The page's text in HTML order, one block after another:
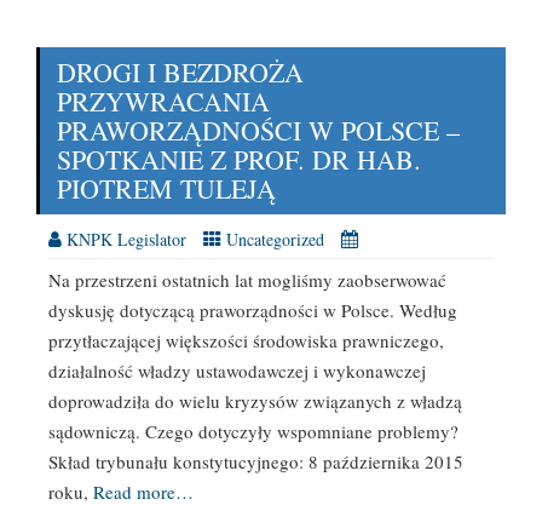
DROGI I BEZDROŻA
PRZYWRACANIA
PRAWORZĄDNOŚCI W POLSCE –
SPOTKANIE Z PROF. DR HAB.
PIOTREM TULEJĄ
KNPK Legislator Uncategorized
Na przestrzeni ostatnich lat mogliśmy zaobserwować
dyskusję dotyczącą praworządności w Polsce. Według
przytłaczającej większości środowiska prawniczego,
działalność władzy ustawodawczej i wykonawczej
doprowadziła do wielu kryzysów związanych z władzą
sądowniczą. Czego dotyczyły wspomniane problemy?
Skład trybunału konstytucyjnego: 8 października 2015
roku, Read more…